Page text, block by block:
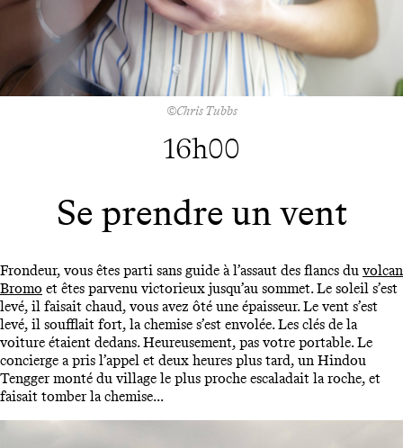
©Chris Tubbs
16h00
Se prendre un vent
Frondeur, vous êtes parti sans guide à l’assaut des flancs du volcan
Bromo et êtes parvenu victorieux jusqu’au sommet. Le soleil s’est
levé, il faisait chaud, vous avez ôté une épaisseur. Le vent s’est
levé, il soufflait fort, la chemise s’est envolée. Les clés de la
voiture étaient dedans. Heureusement, pas votre portable. Le
concierge a pris l’appel et deux heures plus tard, un Hindou
Tengger monté du village le plus proche escaladait la roche, et
faisait tomber la chemise...